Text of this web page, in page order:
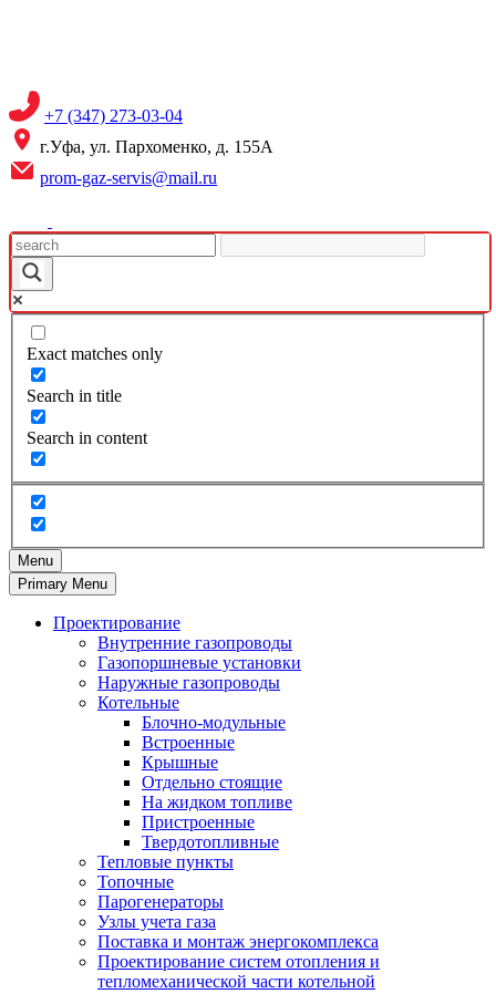
+7 (347) 273-03-04
г.Уфа, ул. Пархоменко, д. 155А
prom-gaz-servis@mail.ru
Exact matches only
Search in title
Search in content
Menu
Primary Menu
Проектирование
Внутренние газопроводы
Газопоршневые установки
Наружные газопроводы
Котельные
Блочно-модульные
Встроенные
Крышные
Отдельно стоящие
На жидком топливе
Пристроенные
Твердотопливные
Тепловые пункты
Топочные
Парогенераторы
Узлы учета газа
Поставка и монтаж энергокомплекса
Проектирование систем отопления и
тепломеханической части котельной